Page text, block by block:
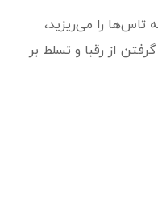
تاس‌ها را می‌ریزید،
از رقبا و تسلط بر